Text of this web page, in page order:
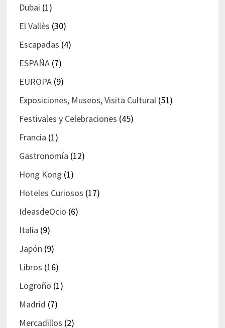
Dubai (1)
El Vallès (30)
Escapadas (4)
ESPAÑA(7)
EUROPA(9)
Exposiciones, Museos, Visita Cultural(51)
Festivales y Celebraciones (45)
Francia (1)
Gastronomía (12)
Hong Kong (1)
Hoteles Curiosos (17)
IdeasdeOcio (6)
Italia (9)
Japón (9)
Libros (16)
Logroño (1)
Madrid (7)
Mercadillos (2)